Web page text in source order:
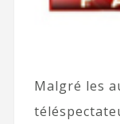
Malgré les